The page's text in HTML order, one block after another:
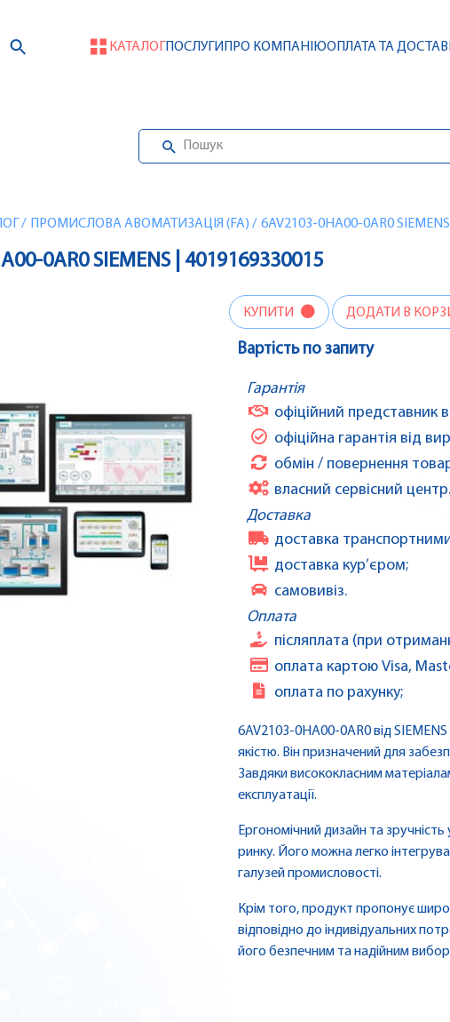
КАТАЛОГПОСЛУГИ ПРО КОМПАНІЮОПЛАТА ТА
/ ПРОМИСЛОВА АВОМАТИЗАЦІЯ (FA) / 6AV2103-0HA00-0AR0
0AR0 SIEMENS | 4019169330015
КУПИТИ ДОДАТИ В
Вартість по запиту
Гарантія
офіційний представник
офіційна гарантія від
обмін / повернення
власний сервісний центр.
Доставка
доставка
доставка кур’єром;
самовивіз.
Оплата
післяплата (при
оплата картою Visa,
оплата по рахунку;
6AV2103-0HA00-0AR0 від
якістю. Він призначений для
Завдяки висококласним
експлуатації.
Ергономічний дизайн та
ринку. Його можна легко
галузей промисловості.
Крім того, продукт пропонує
відповідно до індивідуальних
його безпечним та надійним